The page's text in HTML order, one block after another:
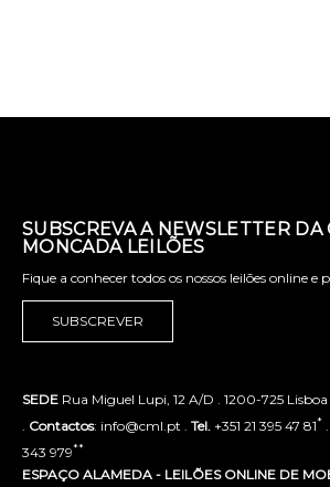
SUBSCREVA A NEWSLETTER DA
MONCADA LEILÕES
Fique a conhecer todos os nossos leilões online e
SUBSCREVER
SEDE Rua Miguel Lupi, 12 A/D . 1200-725
Contactos: info@cml.pt . Tel. +351 21 395 47 81*
343 979**
ESPAÇO ALAMEDA - LEILÕES ONLINE DE